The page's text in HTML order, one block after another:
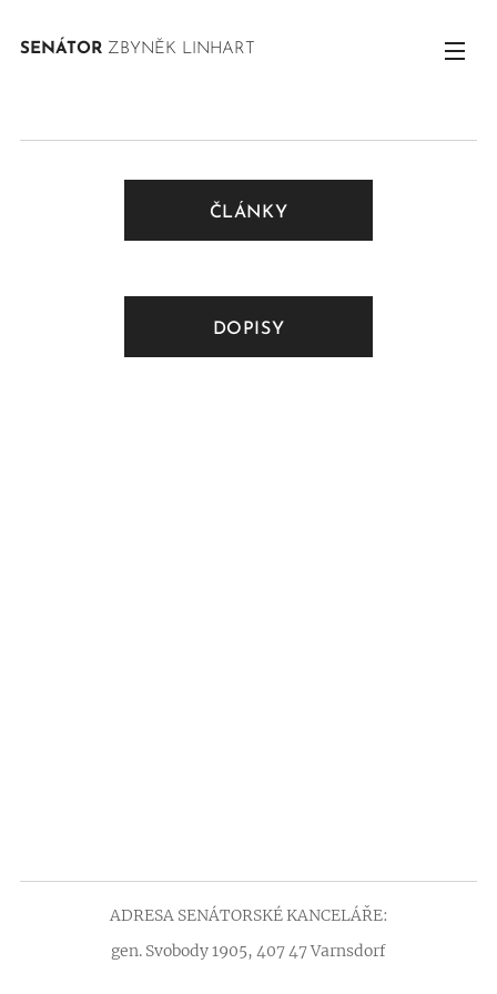
SENÁTOR ZBYNĚK LINHART
ČLÁNKY
DOPISY
ADRESA SENÁTORSKÉ KANCELÁŘE:
gen. Svobody 1905, 407 47 Varnsdorf